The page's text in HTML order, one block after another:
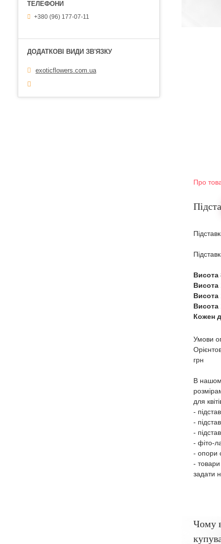
Про
Висота
Висота
Висота
Висота
Кожен
Умови
грн
В
для
-
-
-
- фіто-
- опори
- товари
задати
Чому
+380 (96) 177-07-11
exoticflowers.com.ua